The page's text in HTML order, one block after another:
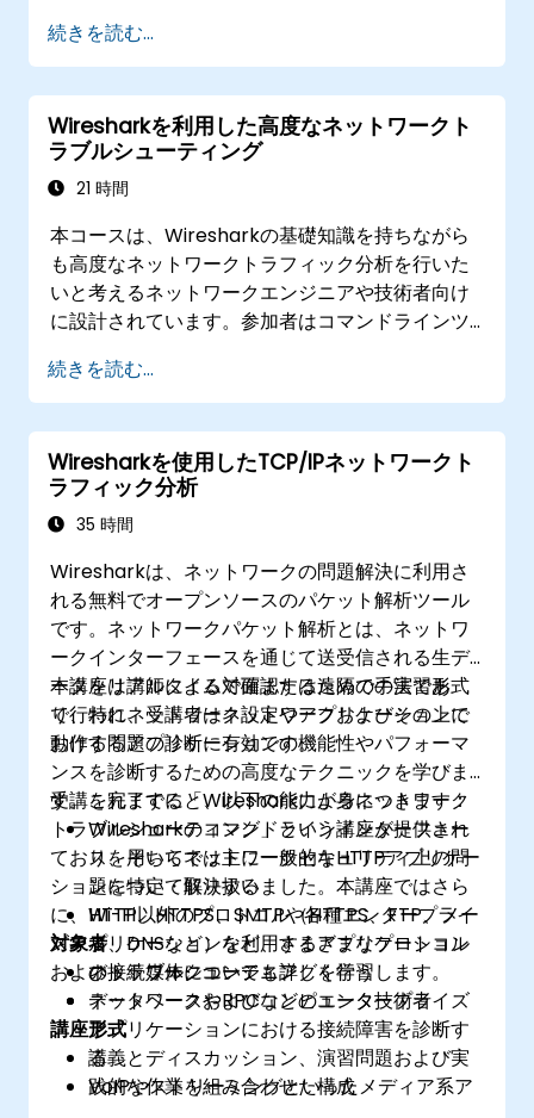
的要素・帯域幅・遅延現象・パケット損失の検知
法も習得できるため、TCP/IPネットワークで生じ
る一般的な性能問題や通信障害の原因特定に必要
なスキルが身につきます。全ての内容は実技を交
えて進められます。
続きを読む...
Wiresharkを利用した高度なネットワークト
ラブルシューティング
21 時間
本コースは、Wiresharkの基礎知識を持ちながら
も高度なネットワークトラフィック分析を行いた
いと考えるネットワークエンジニアや技術者向け
に設計されています。参加者はコマンドラインツ
を活用し、VoIP・DNS・データベース・各種ネッ
トワーク攻撃などに関連するパフォーマンス問題
やセキュリティ課題の解決法を学びます。実際の
エンタープライズ環境での事例に基づき、極めて
実践的なトレーニング内容となっています。
続きを読む...
Wiresharkを使用したTCP/IPネットワークト
ラフィック分析
35 時間
Wiresharkは、ネットワークの問題解決に利用さ
れる無料でオープンソースのパケット解析ツール
です。ネットワークパケット解析とは、ネットワ
ークインターフェースを通じて送受信される生デ
ータをリアルタイムで確認するための手法であ
り、特にネットワーク設定やアプリケーションに
おける問題の診断に有効です。
本講座は講師による対面または遠隔での実習形式
で行われ、受講者はネットワークおよびその上で
動作するアプリケーションの機能性やパフォーマ
ンスを診断するための高度なテクニックを学びま
す。これまでに「Wiresharkによるネットワーク
トラブルシューティング」という講座が提供され
ており、そちらでは主に一般的なHTTPアプリケー
ションについて取り扱いました。本講座ではさら
に、Wi-Fi、HTTPS、SMTPや各種エンタープライ
ズアプリケーションなど、さまざまなプロトコル
および接続媒体についても詳しく学習します。
受講を完了すると、以下の能力が身につきます：
Wiresharkのコマンドラインインターフェー
スを用いてネットワークセキュリティ上の問
題を特定・解決する
HTTP以外のプロトコル（HTTPS、FTP、メー
ル、DNSなど）を利用するアプリケーション
のトラブルシューティングを行う
データベースやRPCなどのエンタープライズ
アプリケーションにおける接続障害を診断す
る
VoIPやストリーミングといったメディア系ア
対象者
ネットワークエンジニア
ネットワークおよびコンピュータ技術者
講座形式
講義とディスカッション、演習問題および実
践的な作業を組み合わせた構成